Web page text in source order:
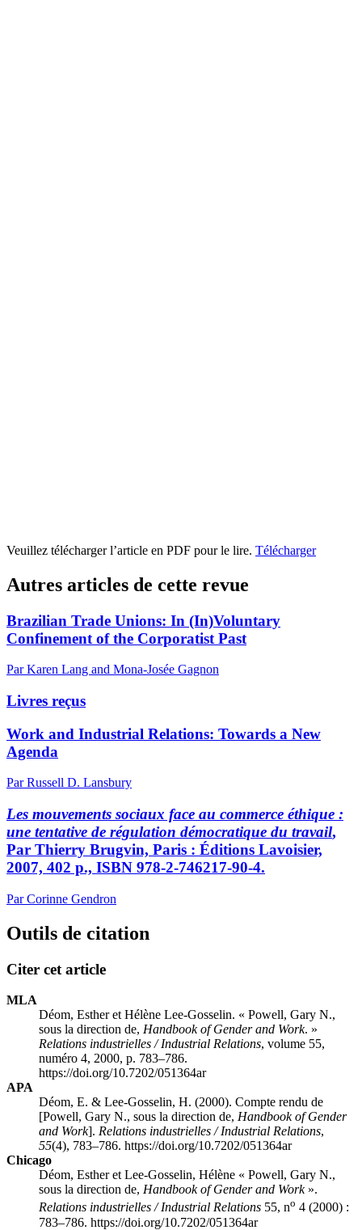
Veuillez télécharger l’article en PDF pour le lire. Télécharger
Autres articles de cette revue
Brazilian Trade Unions: In (In)Voluntary
Confinement of the Corporatist Past
Par Karen Lang and Mona-Josée Gagnon
Livres reçus
Work and Industrial Relations: Towards a New
Agenda
Par Russell D. Lansbury
Les mouvements sociaux face au commerce éthique :
une tentative de régulation démocratique du travail,
Par Thierry Brugvin, Paris : Éditions Lavoisier,
2007, 402 p., ISBN 978-2-746217-90-4.
Par Corinne Gendron
Outils de citation
Citer cet article
MLA
Déom, Esther et Hélène Lee-Gosselin. « Powell, Gary N.,
sous la direction de, Handbook of Gender and Work. »
Relations industrielles / Industrial Relations, volume 55,
numéro 4, 2000, p. 783–786.
https://doi.org/10.7202/051364ar
APA
Déom, E. & Lee-Gosselin, H. (2000). Compte rendu de
[Powell, Gary N., sous la direction de, Handbook of Gender
and Work]. Relations industrielles / Industrial Relations,
55(4), 783–786. https://doi.org/10.7202/051364ar
Chicago
Déom, Esther et Lee-Gosselin, Hélène « Powell, Gary N.,
sous la direction de, Handbook of Gender and Work».
Relations industrielles / Industrial Relations 55, no 4 (2000) :
783–786. https://doi.org/10.7202/051364ar